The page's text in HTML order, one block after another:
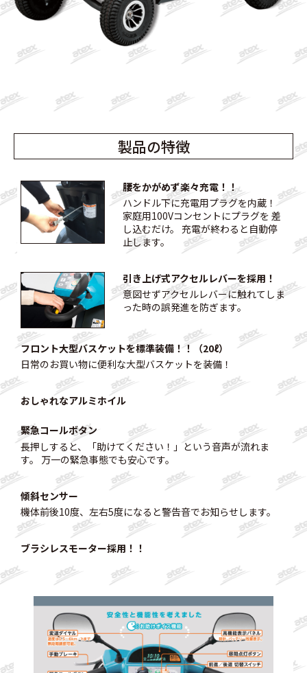
製品の特徴
腰をかがめず楽々充電！！
ハンドル下に充電用プラグを内蔵！
家庭用100Vコンセントにプラグを 差
し込むだけ。 充電が終わると自動停
止します。
引き上げ式アクセルレバーを採用！
意図せずアクセルレバーに触れてしま
った時の誤発進を防ぎます。
フロント大型バスケットを標準装備！！（20ℓ）
日常のお買い物に便利な大型バスケットを装備！
おしゃれなアルミホイル
緊急コールボタン
長押しすると、「助けてください！」という音声が流れま
す。 万一の緊急事態でも安心です。
傾斜センサー
機体前後10度、左右5度になると警告音でお知らせします。
ブラシレスモーター採用！！